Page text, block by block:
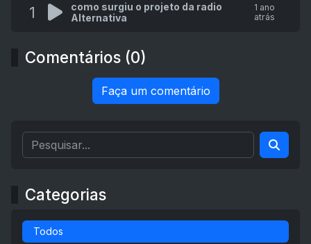
1
como surgiu o projeto da radio
Alternativa
1 ano
atrás
Comentários (0)
Faça um comentário
Categorias
Todos